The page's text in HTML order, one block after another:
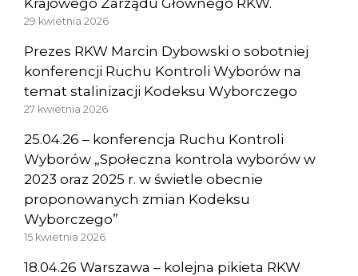
29 kwietnia 2026
Prezes RKW Marcin Dybowski o sobotniej
konferencji Ruchu Kontroli Wyborów na
temat stalinizacji Kodeksu Wyborczego
27 kwietnia 2026
25.04.26 – konferencja Ruchu Kontroli
Wyborów „Społeczna kontrola wyborów w
2023 oraz 2025 r. w świetle obecnie
proponowanych zmian Kodeksu
Wyborczego”
15 kwietnia 2026
18.04.26 Warszawa – kolejna pikieta RKW